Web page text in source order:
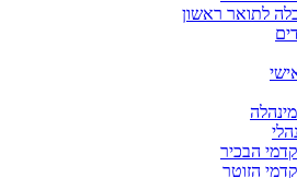
לתואר ראשון
הבכיר
הזוטר